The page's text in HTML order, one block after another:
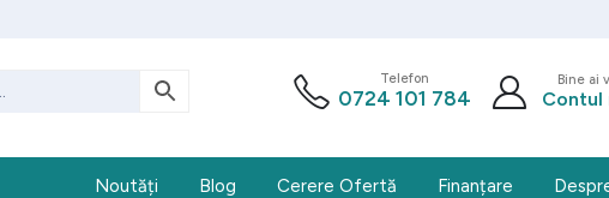
Telefon
0724 101 784
Bine ai
Contul
Noutăți Blog Cerere Ofertă Finanțare